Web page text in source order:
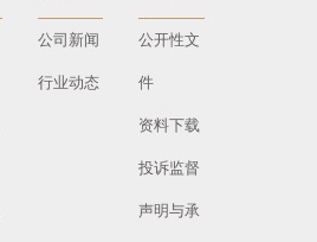
公司新闻
行业动态
公开性文
件
资料下载
投诉监督
声明与承